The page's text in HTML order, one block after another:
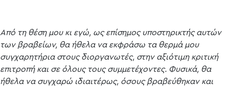
Από τη θέση μου κι εγώ, ως επίσημος υποστηρικτής αυτών
των βραβείων, θα ήθελα να εκφράσω τα θερμά μου
συγχαρητήρια στους διοργανωτές, στην αξιότιμη κριτική
επιτροπή και σε όλους τους συμμετέχοντες. Φυσικά, θα
ήθελα να συγχαρώ ιδιαιτέρως, όσους βραβεύθηκαν και